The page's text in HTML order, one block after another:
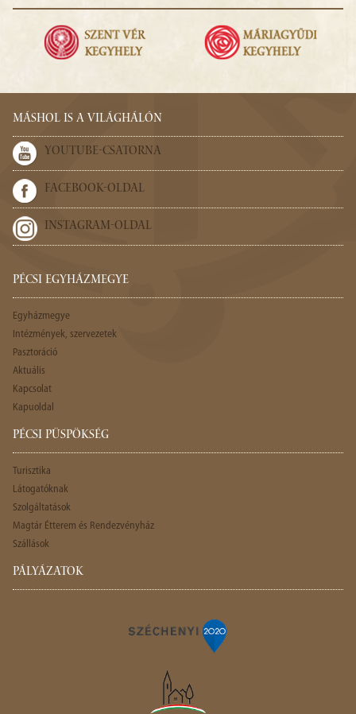
MÁSHOL IS A VILÁGHÁLÓN
YOUTUBE-CSATORNA
FACEBOOK-OLDAL
INSTAGRAM-OLDAL
PÉCSI EGYHÁZMEGYE
Egyházmegye
Intézmények, szervezetek
Pasztoráció
Aktuális
Kapcsolat
Kapuoldal
PÉCSI PÜSPÖKSÉG
Turisztika
Látogatóknak
Szolgáltatások
Magtár Étterem és Rendezvényház
Szállások
PÁLYÁZATOK